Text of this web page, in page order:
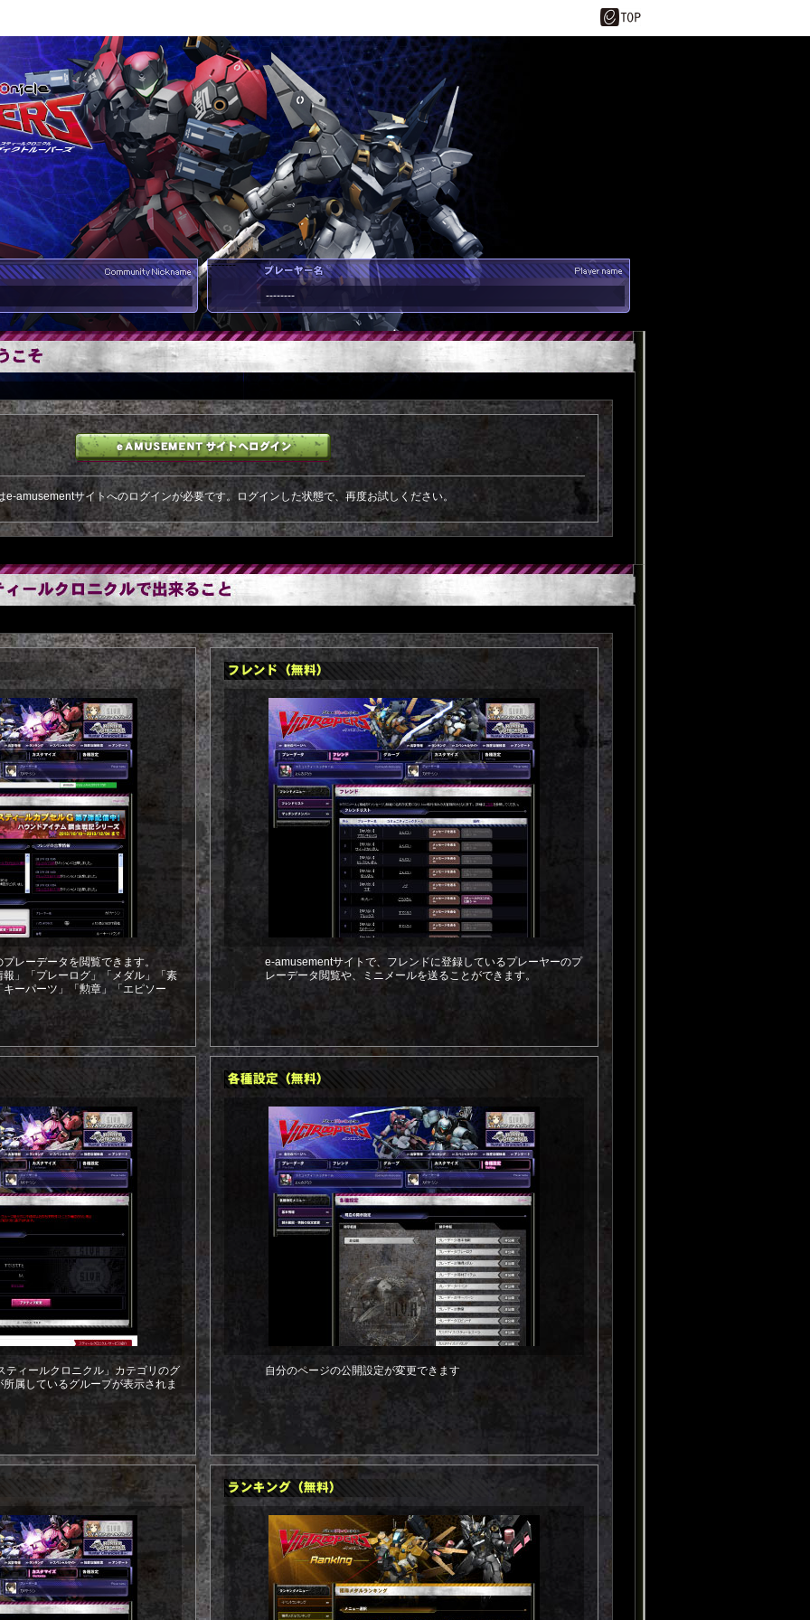
--------
--------
e-amusementサイトへのログインが必要です。ログインした状態で、再度お試しください。
レーデータを閲覧できます。
」「プレーログ」「メダル」「素
ーパーツ」「勲章」「エピソー
e-amusementサイトで、フレンドに登録しているプレーヤーのプ
レーデータ閲覧や、ミニメールを送ることができます。
ィールクロニクル」カテゴリのグ
属しているグループが表示されま
自分のページの公開設定が変更できます